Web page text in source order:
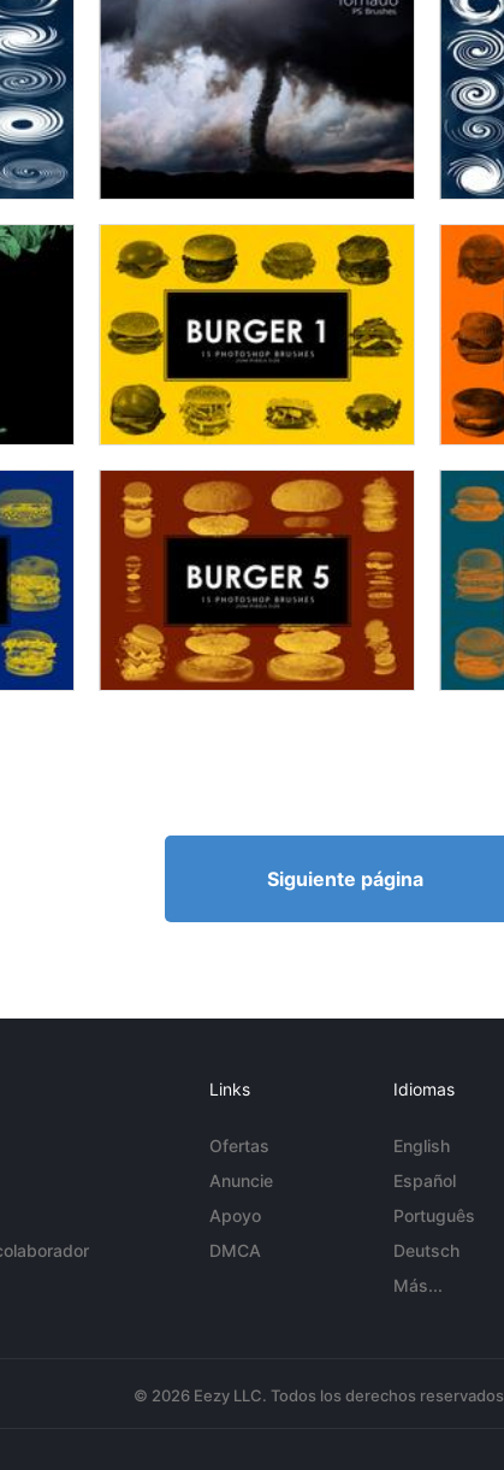
Siguiente página
Links
Ofertas
Anuncie
Apoyo
DMCA
Idiomas
English
Español
Português
Deutsch
Más...
© 2026 Eezy LLC. Todos los derechos reservados